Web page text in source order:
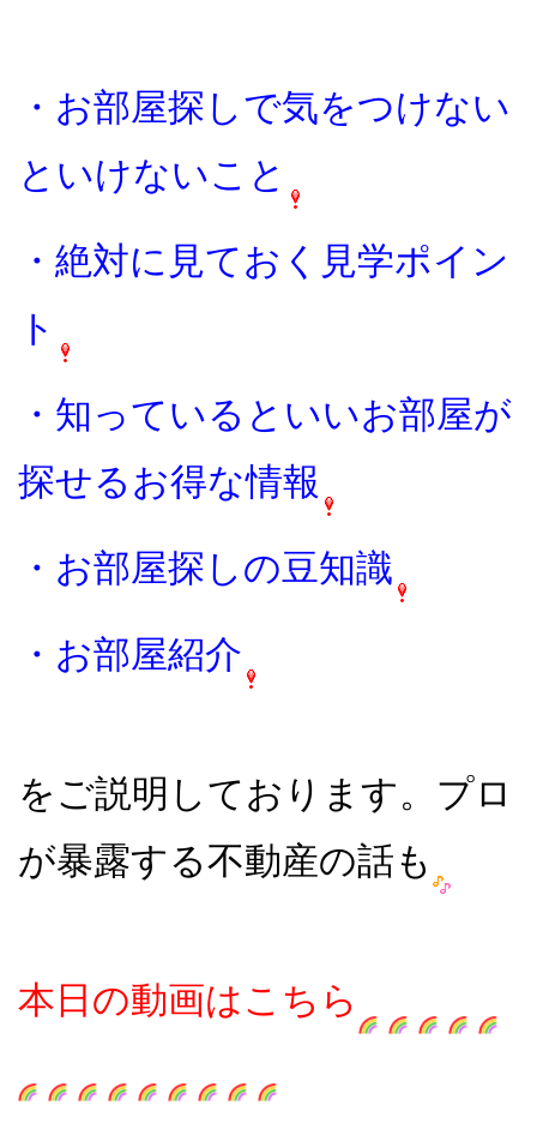
・お部屋探しで気をつけない
といけないこと
・絶対に見ておく見学ポイン
ト
・知っているといいお部屋が
探せるお得な情報
・お部屋探しの豆知識
・お部屋紹介
をご説明しております。プロ
が暴露する不動産の話も
本日の動画はこちら